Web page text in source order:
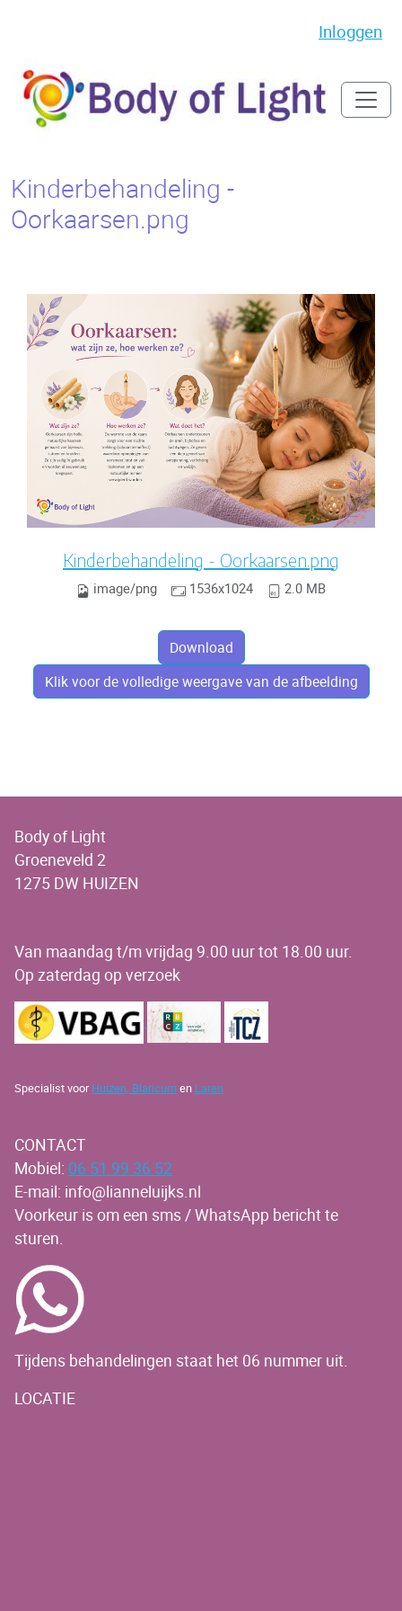
Inloggen
Kinderbehandeling -
Oorkaarsen.png
Kinderbehandeling - Oorkaarsen.png
image/png 1536x1024 2.0 MB
Download
Klik voor de volledige weergave van de afbeelding
Body of Light
Groeneveld 2
1275 DW HUIZEN
Van maandag t/m vrijdag 9.00 uur tot 18.00 uur.
Op zaterdag op verzoek
Specialist voor Huizen, Blaricumen Laren
CONTACT
Mobiel: 06 51 99 36 52
E-mail: info@lianneluijks.nl
Voorkeur is om een sms / WhatsApp bericht te
sturen.
Tijdens behandelingen staat het 06 nummer uit.
LOCATIE